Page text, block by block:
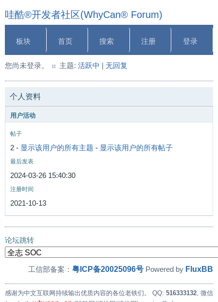
哇酷®开发者社区(WhyCan® Forum)
板块 首页 搜索 注册 登录
您尚未登录。 主题: 活跃中 | 无回复
个人资料
用户活动
帖子
2 - 显示该用户的所有主题 - 显示该用户的所有帖子
最后发表
2024-03-26 15:40:30
注册时间
2021-10-13
论坛跳转
工信部备案： 粤ICP备20025096号 Powered by FluxBB
感谢为中文互联网持续输出优质内容的各位老铁们。 QQ: 516333132, 微信